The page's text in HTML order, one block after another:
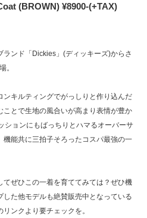
(BROWN) ¥8900-(+TAX)
ンド「Dickies」(ディッキーズ)からさ
。
キルティングでがっしりと作り込んだ
とで生地の風合いが高まり表情が豊か
ションにもばっちりとハマるオーバーサ
能共に三拍子そろったコスパ最強の一
ぜひこの一着を育ててみては？ぜひ機
た他モデルも絶賛販売中となっている
ンクより要チェックを。